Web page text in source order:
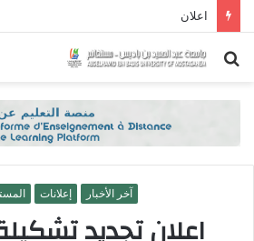
اعلان
بحث
آخر الأخبار إعلانات
اعلان تجديد